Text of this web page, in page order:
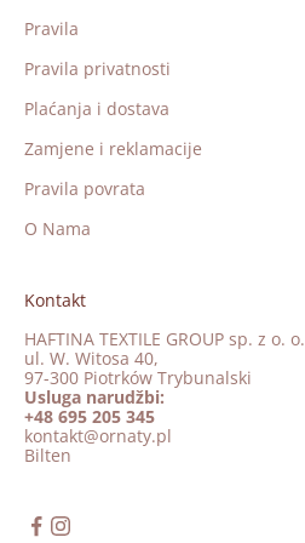
Pravila
Pravila privatnosti
Plaćanja i dostava
Zamjene i reklamacije
Pravila povrata
O Nama
Kontakt
HAFTINA TEXTILE GROUP sp. z o. o.
ul. W. Witosa 40,
97-300 Piotrków Trybunalski
Usluga narudžbi:
+48 695 205 345
kontakt@ornaty.pl
Bilten